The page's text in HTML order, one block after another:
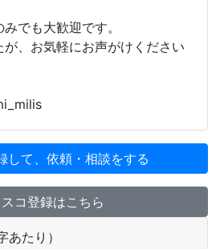
でも大歓迎です。
、お気軽にお声がけください
して、依頼・相談をする
コ登録はこちら
たり）